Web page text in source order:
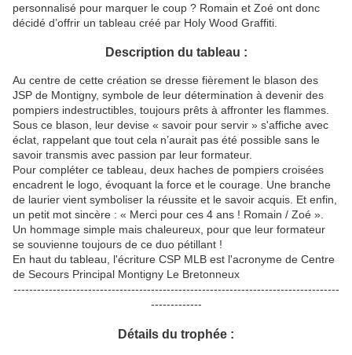
personnalisé pour marquer le coup ? Romain et Zoé ont donc
décidé d’offrir un tableau créé par Holy Wood Graffiti.
Description du tableau :
Au centre de cette création se dresse fièrement le blason des
JSP de Montigny, symbole de leur détermination à devenir des
pompiers indestructibles, toujours prêts à affronter les flammes.
Sous ce blason, leur devise « savoir pour servir » s'affiche avec
éclat, rappelant que tout cela n’aurait pas été possible sans le
savoir transmis avec passion par leur formateur.
Pour compléter ce tableau, deux haches de pompiers croisées
encadrent le logo, évoquant la force et le courage. Une branche
de laurier vient symboliser la réussite et le savoir acquis. Et enfin,
un petit mot sincère : « Merci pour ces 4 ans ! Romain / Zoé ».
Un hommage simple mais chaleureux, pour que leur formateur
se souvienne toujours de ce duo pétillant !
En haut du tableau, l'écriture CSP MLB est l'acronyme de Centre
de Secours Principal Montigny Le Bretonneux
-----------------------------------------------------------------------------------
-------------
Détails du trophée :